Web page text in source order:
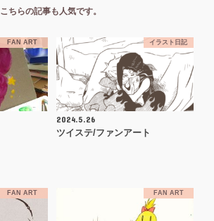
こちらの記事も人気です。
FAN ART イラスト日記
2024.5.26
ツイステ/ファンアート
FAN ART FAN ART